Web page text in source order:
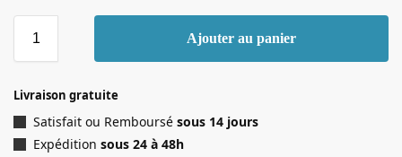
Ajouter au panier
Livraison gratuite
Satisfait ou Remboursé sous 14 jours
Expédition sous 24 à 48h